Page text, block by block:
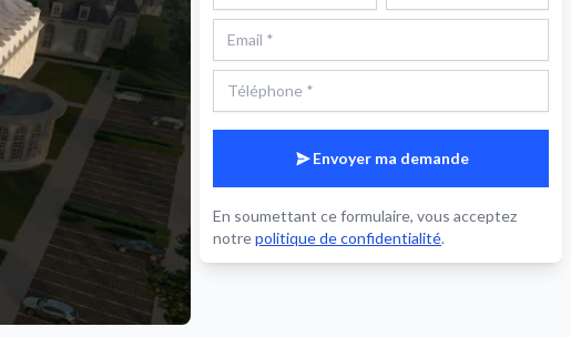
Envoyer ma demande
En soumettant ce formulaire, vous acceptez
notrepolitique de confidentialité.